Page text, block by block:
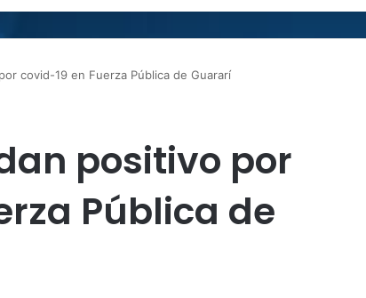
covid-19 en Fuerza Pública de Guararí
positivo por
Pública de